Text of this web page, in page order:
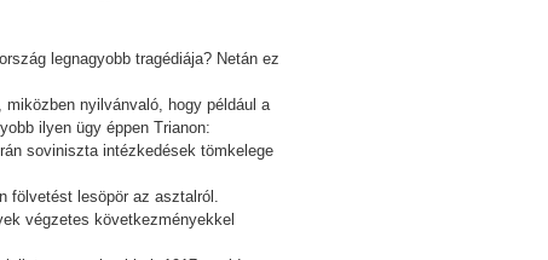
legnagyobb tragédiája? Netán ez
miközben nyilvánvaló, hogy például a
ilyen ügy éppen Trianon:
soviniszta intézkedések tömkelege
fölvetést lesöpör az asztalról.
végzetes következményekkel